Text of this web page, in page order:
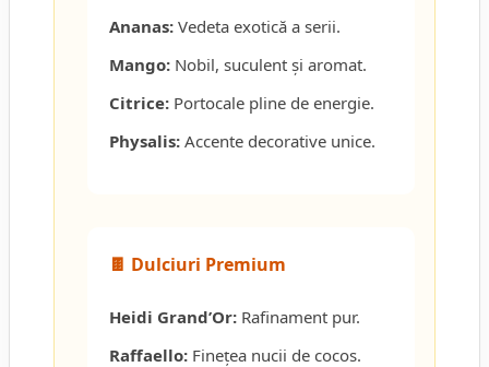
Ananas: Vedeta exotică a serii.
Mango: Nobil, suculent și aromat.
Citrice: Portocale pline de energie.
Physalis: Accente decorative unice.
🍫 Dulciuri Premium
Heidi Grand’Or: Rafinament pur.
Raffaello: Finețea nucii de cocos.